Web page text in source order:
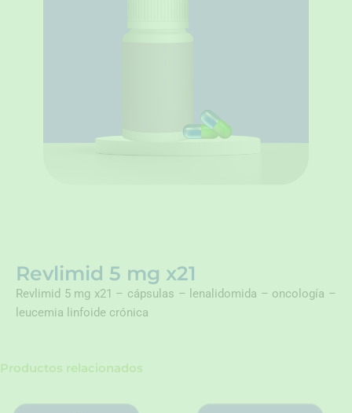
Revlimid 5 mg x21
Revlimid 5 mg x21 – cápsulas – lenalidomida – oncología –
leucemia linfoide crónica
Productos relacionados